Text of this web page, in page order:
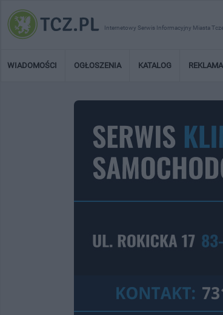
Internetowy Serwis Informacyjny Miasta
WIADOMOŚCI OGŁOSZENIA KATALOG REKLAMA